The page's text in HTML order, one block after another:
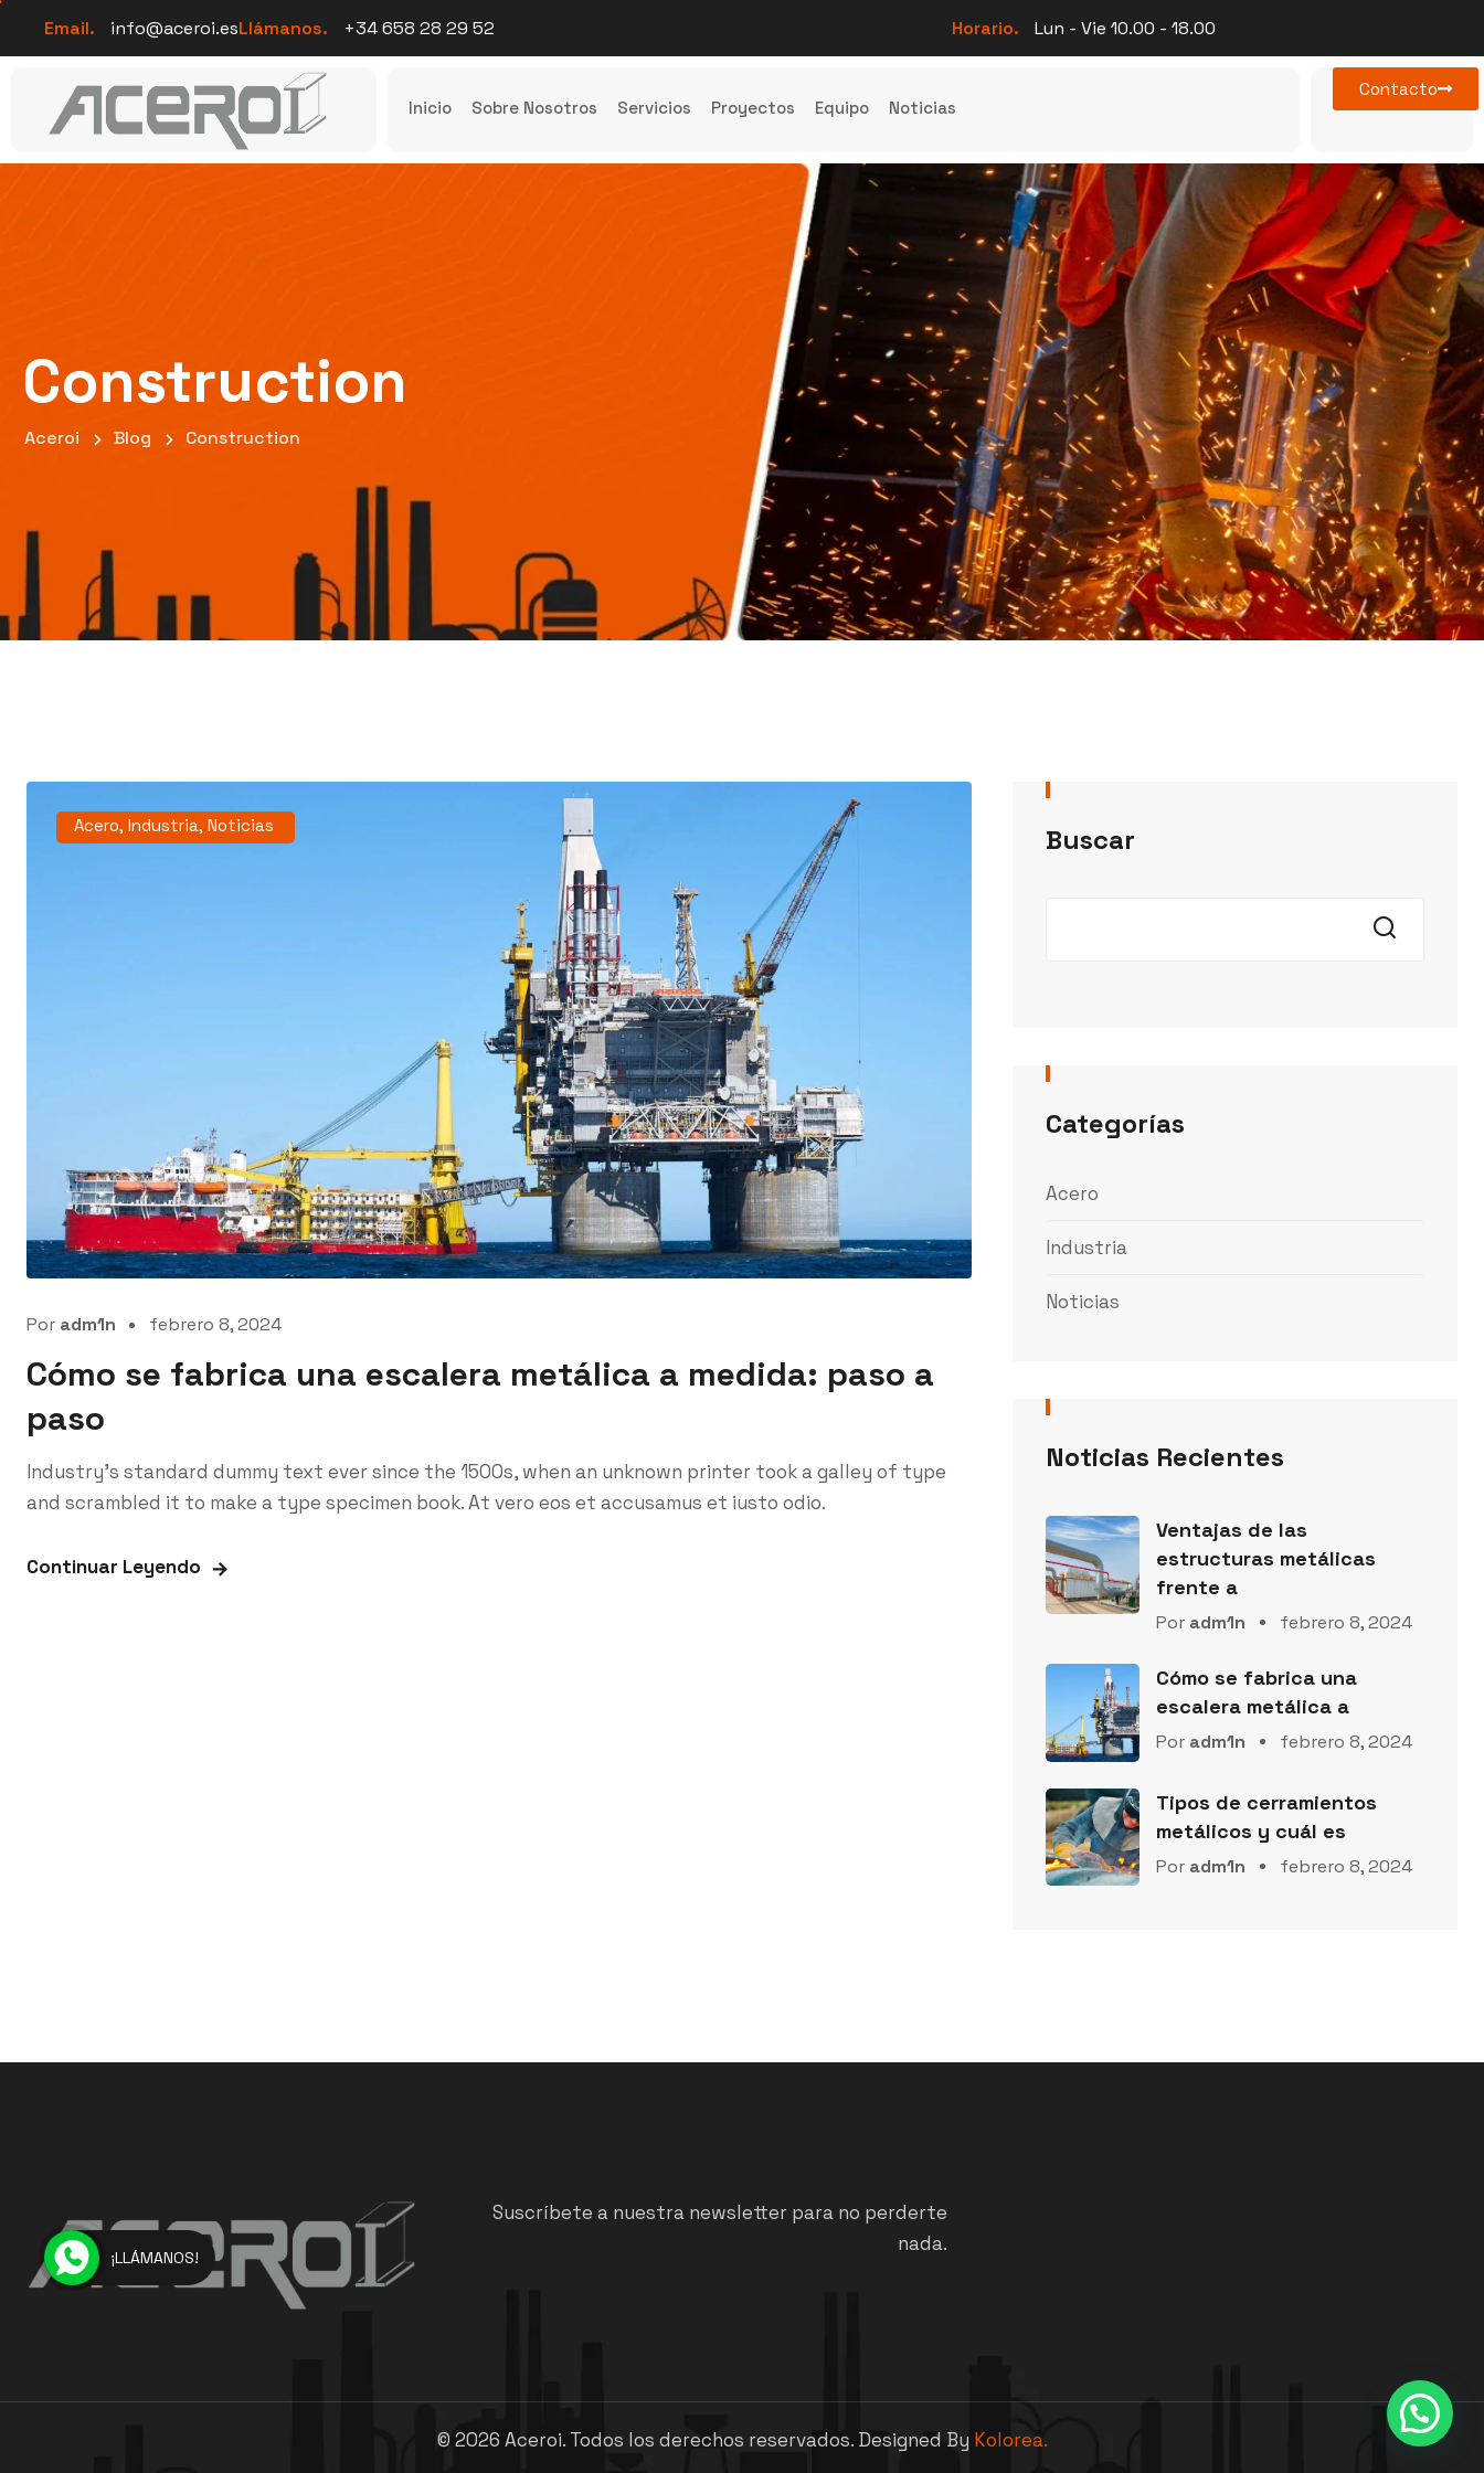
Email. info@aceroi.esLlámanos. +34 658 28 29 52 Horario. Lun - Vie 10.00 - 18.00
Inicio Sobre Nosotros Servicios Proyectos Equipo Noticias
Contacto
Construction
Aceroi Blog Construction
Acero, Industria, Noticias
Por adm1n febrero 8, 2024
Cómo se fabrica una escalera metálica a medida: paso a
paso
Industry’s standard dummy text ever since the 1500s, when an unknown printer took a galley of type
and scrambled it to make a type specimen book. At vero eos et accusamus et iusto odio.
Continuar Leyendo
Buscar
Categorías
Acero
Industria
Noticias
Noticias Recientes
Ventajas de las
estructuras metálicas
frente a
Por adm1n febrero 8, 2024
Cómo se fabrica una
escalera metálica a
Por adm1n febrero 8, 2024
Tipos de cerramientos
metálicos y cuál es
Por adm1n febrero 8, 2024
Suscríbete a nuestra newsletter para no perderte
nada.
© 2026 Aceroi. Todos los derechos reservados. Designed By Kolorea.
¡LLÁMANOS!